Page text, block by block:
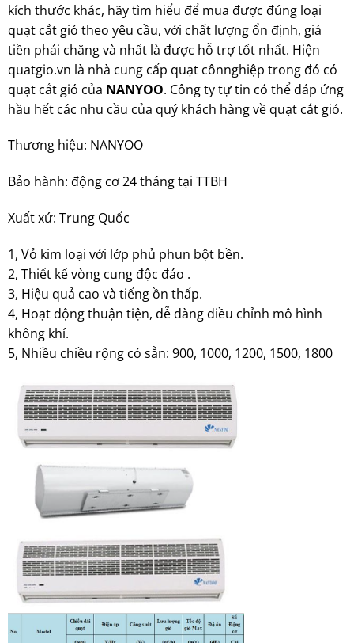
kích thước khác, hãy tìm hiểu để mua được đúng loại
quạt cắt gió theo yêu cầu, với chất lượng ổn định, giá
tiền phải chăng và nhất là được hỗ trợ tốt nhất. Hiện
quatgio.vn là nhà cung cấp quạt cônnghiệp trong đó có
quạt cắt gió của NANYOO. Công ty tự tin có thể đáp ứng
hầu hết các nhu cầu của quý khách hàng về quạt cắt gió.
Thương hiệu: NANYOO
Bảo hành: động cơ 24 tháng tại TTBH
Xuất xứ: Trung Quốc
1, Vỏ kim loại với lớp phủ phun bột bền.
2, Thiết kế vòng cung độc đáo .
3, Hiệu quả cao và tiếng ồn thấp.
4, Hoạt động thuận tiện, dễ dàng điều chỉnh mô hình
không khí.
5, Nhiều chiều rộng có sẵn: 900, 1000, 1200, 1500, 1800